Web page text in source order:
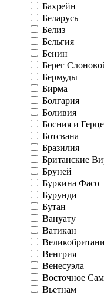
Бахрейн
Беларусь
Белиз
Бельгия
Бенин
Берег
Бермуды
Бирма
Болгария
Боливия
Босния и
Ботсвана
Бразилия
Британские
Бруней
Буркина Фасо
Бурунди
Бутан
Вануату
Ватикан
Венгрия
Венесуэла
Восточное
Вьетнам